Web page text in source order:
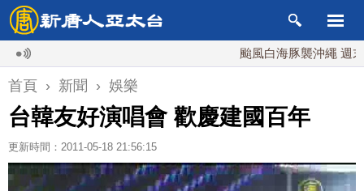
颱風白海豚襲沖繩 週末最近
首頁 › 新聞 › 娛樂
台韓友好演唱會 歡慶建國百年
更新時間：2011-05-18 21:56:15